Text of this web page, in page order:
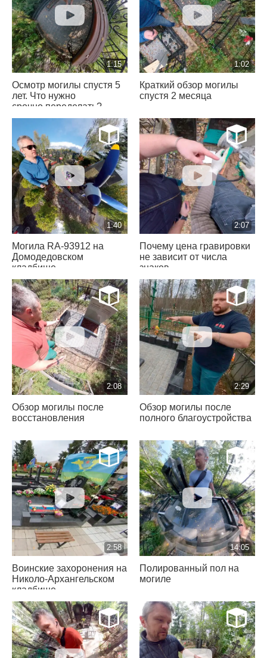
1:15
Осмотр могилы спустя 5
лет. Что нужно
срочно переделать?
1:02
Краткий обзор могилы
спустя 2 месяца
1:40
Могила RA-93912 на
Домодедовском
кладбище
2:07
Почему цена гравировки
не зависит от числа
знаков
2:08
Обзор могилы после
восстановления
2:29
Обзор могилы после
полного благоустройства
2:58
Воинские захоронения на
Николо-Архангельском
кладбище
14:05
Полированный пол на
могиле